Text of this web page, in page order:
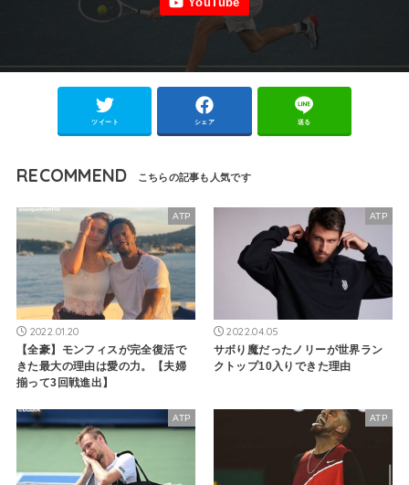
ツイート シェア 送る
RECOMMEND
ATP
2022.01.20
【全豪】モンフィスが完全復活で
きた最大の理由は愛の力。【夫婦
揃って3回戦進出】
ATP
2022.04.05
サボり魔だったノリーが世界ラン
クトップ10入りできた理由
ATP ATP